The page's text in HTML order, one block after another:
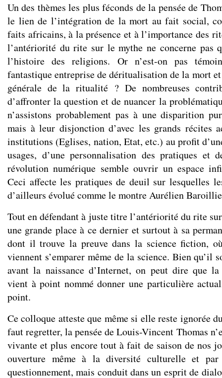
Un des thèmes les plus féconds de la pensée de
le lien de l’intégration de la mort au fait social,
faits africains, à la présence et à l’importance des
l’antériorité du rite sur le mythe ne concerne pas
l’histoire des religions. Or n’est-on pas
fantastique entreprise de déritualisation de la mort
générale de la ritualité ? De nombreuses
d’affronter la question et de nuancer la
n’assistons probablement pas à une disparition
mais à leur disjonction d’avec les grands récites
institutions (Eglises, nation, Etat, etc.) au profit
usages, d’une personnalisation des pratiques et
révolution numérique semble ouvrir un espace
Ceci affecte les pratiques de deuil sur lesquelles
d’ailleurs évolué comme le montre Aurélien
Tout en défendant à juste titre l’antériorité du rite
une grande place à ce dernier et surtout à sa
dont il trouve la preuve dans la science fiction,
viennent s’emparer même de la science. Bien qu’il
avant la naissance d’Internet, on peut dire que
vient à point nommé donner une particulière
point.
Ce colloque atteste que même si elle reste ignorée
faut regretter, la pensée de Louis-Vincent Thomas
vivante et plus encore tout à fait de saison de nos
ouverture même à la diversité culturelle et
questionnement, mais conduit dans un esprit de